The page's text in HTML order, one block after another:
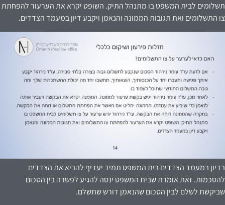
תשלומים לבית המשפט בו מתנהל התיק. השופט יקרא את הערעור להפחתת
צו התשלומים ואת תגובות הממונה והנאמן ויקבע דיון במעמד הצדדים.
בדיון במעמד הצדדים בית המשפט תמיד יעדיף להביא את הצדדים
להסכמות. זאת אומרת שבית המשפט ינסה להגיע לפשרה בין הסכום
שביקשת לשלם לבין הסכום שהנאמן דורש שתשלם.